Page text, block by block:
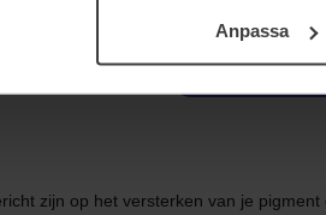
Anpassa
Meer tonen
zijn op het versterken van je